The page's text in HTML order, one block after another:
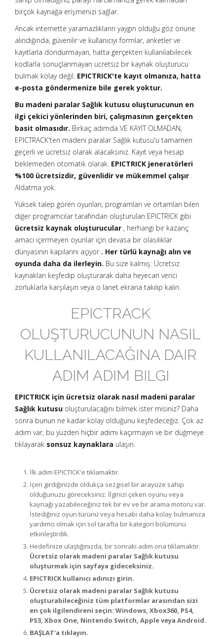
birçok kaynağa erişmenizi sağlar.
Ancak internette yaramazlıkların yaygın olduğu göz önüne
alındığında, güvenilir ve kullanıcıyı formlar, anketler ve
kayıtlarla dondurmayan, hatta gerçekten kullanılabilecek
kodlarla sonuçlanmayan ücretsiz bir kaynak oluşturucu
bulmak kolay değil. EPICTRICK'te kayıt olmanıza, hatta
e-posta göndermenize bile gerek yoktur.
Bu madeni paralar Sağlık kutusu oluşturucunun en
ilgi çekici yönlerinden biri, çalışmasının gerçekten
basit olmasıdır. Birkaç adımda VE KAYIT OLMADAN,
EPICTRACK'ten madeni paralar Sağlık kutusu'u tamamen
geçerli ve ücretsiz olarak alacaksınız. Kayıt veya hesap
beklemeden otomatik olarak. EPICTRICK jeneratörleri
%100 ücretsizdir, güvenlidir ve mükemmel çalışır .
Aldatma yok.
Yüksek talep gören oyunları, programları ve ortamları bilen
diğer programcılar tarafından oluşturulan EPICTRICK gibi
ücretsiz kaynak oluşturucular , herhangi bir kazanç
amacı içermeyen oyunlar için devasa bir olasılıklar
dünyasının kapılarını açıyor . Her türlü kaynağı alın ve
oyunda daha da ilerleyin. Bu size kalmış: Ücretsiz
kaynakları keşfedip oluşturarak daha heyecan verici
zorluklarla karşılaşın veya o lanet ekrana takılıp kalın.
EPICTRACK
OLUŞTURUCUNUN NASIL
KULLANILACAĞINA DAIR
ADIM ADIM BILGI
EPICTRICK için ücretsiz olarak nasıl madeni paralar
Sağlık kutusu oluşturulacağını bilmek ister misiniz? Daha
sonra bunun ne kadar kolay olduğunu keşfedeceğiz. Çok az
adım var, bu yüzden hiçbir adımı kaçırmayın ve bir düğmeye
tıklayarak sonsuz kaynaklara ulaşın.
İlk adım EPICTICK'e tıklamaktır.
İçeri girdiğinizde oldukça sezgisel bir arayüze sahip
olduğunuzu göreceksiniz. İlginizi çeken oyunu veya
kaynağı yazabileceğiniz tek bir ev ve bir arama motoru var.
İstediğiniz oyun türünü veya hesabı daha kolay bulmanıza
yardımcı olmak için sol tarafta bir kategori bölümünü
etkinleştirdik.
Hedefinize ulaştığınızda, bir sonraki adım ona tıklamaktır.
Ücretsiz olarak madeni paralar Sağlık kutusu
oluşturmak için sayfaya gideceksiniz.
EPICTRICK kullanıcı adınızı girin.
Ücretsiz olarak madeni paralar Sağlık kutusu
oluşturabileceğiniz tüm platformlar arasından sizi
en çok ilgilendireni seçin: Windows, Xbox360, PS4,
PS3, Xbox One, Nintendo Switch, Apple veya Android.
BAŞLAT'a tıklayın.